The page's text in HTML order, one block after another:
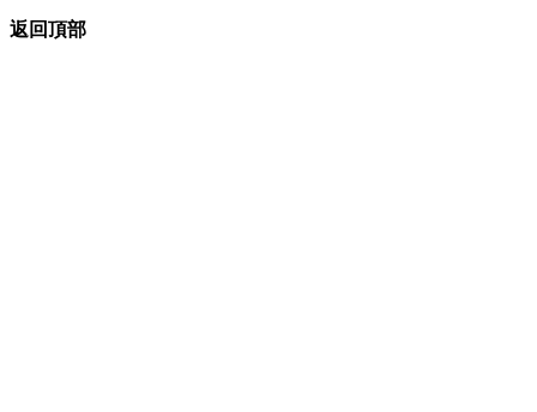
返回頂部